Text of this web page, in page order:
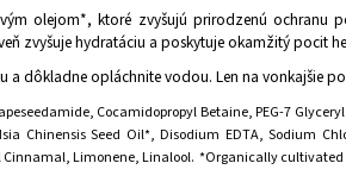
olejom*, ktoré zvyšujú prirodzenú ochranu
zvyšuje hydratáciu a poskytuje okamžitý pocit
a dôkladne opláchnite vodou. Len na vonkajšie
Cocamidopropyl Betaine, PEG-7
Chinensis Seed Oil*, Disodium EDTA, Sodium
Cinnamal, Limonene, Linalool. *Organically cultivated